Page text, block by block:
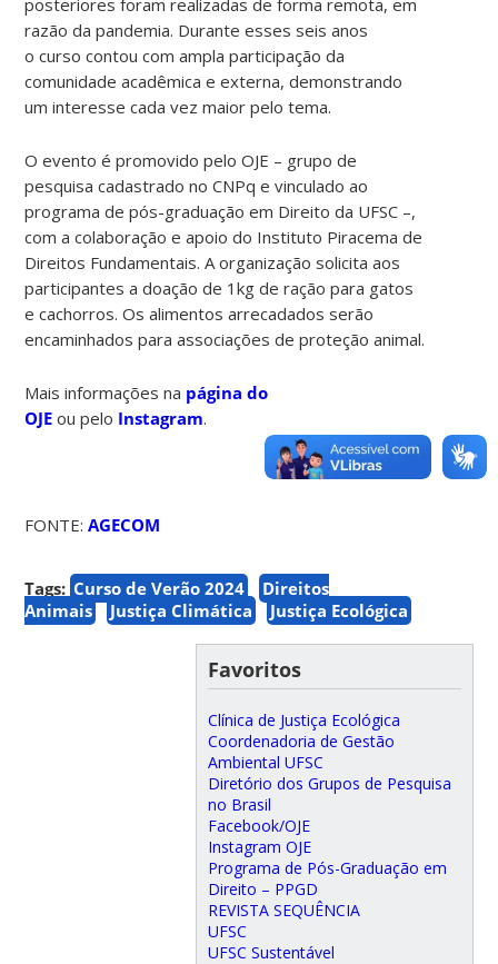
razão da pandemia. Durante esses seis anos
o curso contou com ampla participação da
comunidade acadêmica e externa, demonstrando
um interesse cada vez maior pelo tema.
O evento é promovido pelo OJE – grupo de
pesquisa cadastrado no CNPq e vinculado ao
programa de pós-graduação em Direito da UFSC –,
com a colaboração e apoio do Instituto Piracema de
Direitos Fundamentais. A organização solicita aos
participantes a doação de 1kg de ração para gatos
e cachorros. Os alimentos arrecadados serão
encaminhados para associações de proteção animal.
Mais informações na página do
OJE ou pelo Instagram.
FONTE:AGECOM
Tags: Curso de Verão 2024
Direitos
Animais
Justiça Climática Justiça Ecológica
Favoritos
Clínica de Justiça Ecológica
Coordenadoria de Gestão
Ambiental UFSC
Diretório dos Grupos de Pesquisa
no Brasil
Facebook/OJE
Instagram OJE
Programa de Pós-Graduação em
Direito – PPGD
REVISTA SEQUÊNCIA
UFSC
UFSC Sustentável